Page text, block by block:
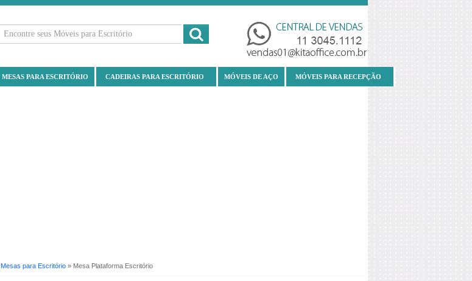
MESAS PARA ESCRITÓRIO CADEIRAS PARA ESCRITÓRIO MÓVEIS DE AÇO MÓVEIS PARA RECEPÇÃO
Mesas para Escritório » Mesa Plataforma Escritório